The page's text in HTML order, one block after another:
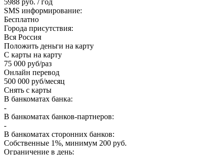
5988 руб. / год
SMS информирование:
Бесплатно
Города присутствия:
Вся Россия
Положить деньги на карту
С карты на карту
75 000 руб/раз
Онлайн перевод
500 000 руб/месяц
Снять с карты
В банкоматах банка:
-
В банкоматах банков-партнеров:
-
В банкоматах сторонних банков:
Собственные 1%, минимум 200 руб.
Ограничение в день: